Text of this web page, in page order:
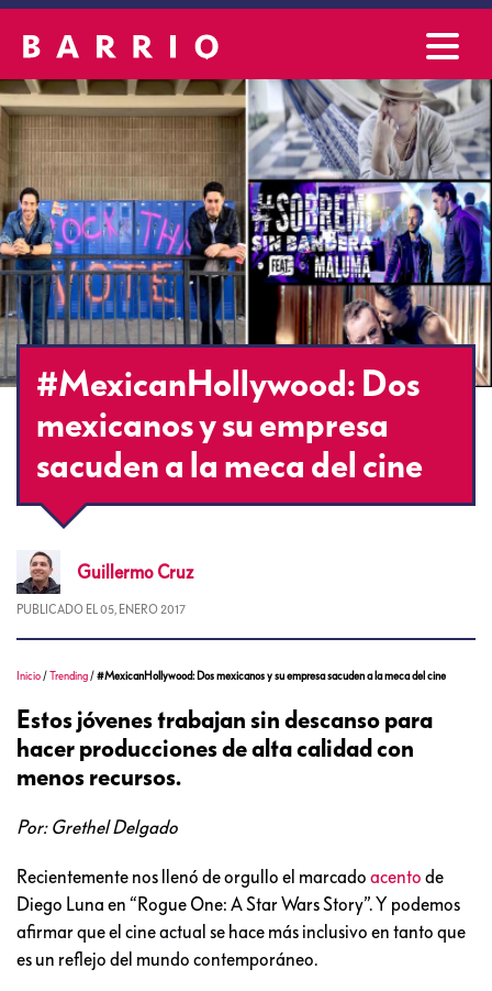
#MexicanHollywood: Dos
mexicanos y su empresa
sacuden a la meca del cine
Guillermo Cruz
PUBLICADO EL 05, ENERO 2017
Inicio /Trending /#MexicanHollywood: Dos mexicanos y su empresa sacuden a la meca del cine
Estos jóvenes trabajan sin descanso para
hacer producciones de alta calidad con
menos recursos.
Por: Grethel Delgado
Recientemente nos llenó de orgullo el marcado acento de
Diego Luna en “Rogue One: A Star Wars Story”. Y podemos
afirmar que el cine actual se hace más inclusivo en tanto que
es un reflejo del mundo contemporáneo.